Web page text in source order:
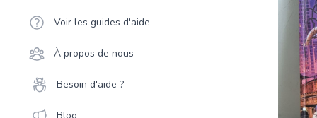
Voir les guides d'aide
À propos de nous
Besoin d'aide ?